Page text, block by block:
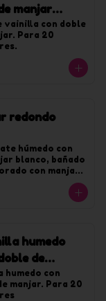
manjar
vainilla con doble
Para 20
redondo
húmedo con
blanco, bañado
con manjar.
humedo
de
humedo con
manjar. Para 20